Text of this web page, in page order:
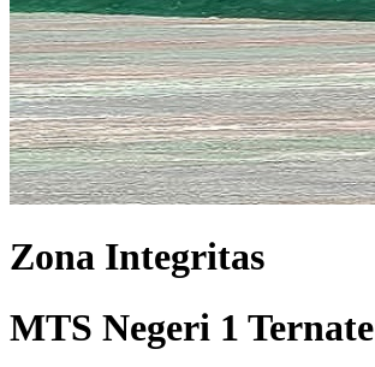
Zona Integritas
MTS Negeri 1 Ternate